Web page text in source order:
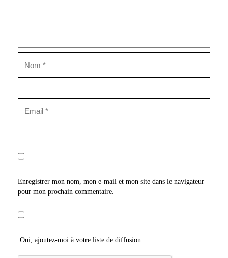
Enregistrer mon nom, mon e-mail et mon site dans le navigateur
pour mon prochain commentaire.
Oui, ajoutez-moi à votre liste de diffusion.